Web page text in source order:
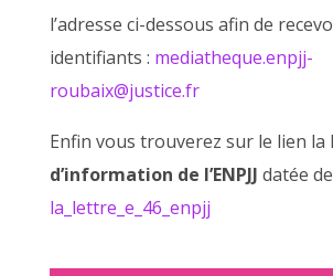
l’adresse ci-dessous afin de
identifiants : mediatheque.enpjj-
roubaix@justice.fr
Enfin vous trouverez sur le lien la l
d’information de l’ENPJJ datée
la_lettre_e_46_enpjj